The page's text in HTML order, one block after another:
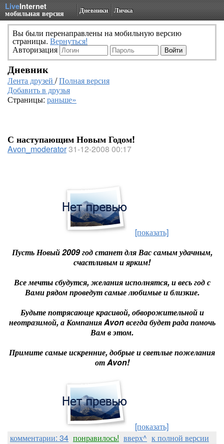
LiveInternet
мобильная версия Дневники Личка
Вы были перенаправлены на мобильную версию
страницы. Вернуться!
Авторизация
Дневник
Лента друзей /Полная версия
Добавить в друзья
Страницы: раньше»
С наступающим Новым Годом!
Avon_moderator31-12-2008 00:17
[показать]
Пусть Новый 2009 год станет для Вас самым удачным,
счастливым и ярким!
Все мечты сбудутся, желания исполнятся, и весь год с
Вами рядом проведут самые любимые и близкие.
Будьте потрясающе красивой, обворожительной и
неотразимой, а Компания Avon всегда будет рада помочь
Вам в этом.
Примите самые искренние, добрые и светлые пожелания
от Avon!
[показать]
комментарии: 34 понравилось! вверх^ к полной версии